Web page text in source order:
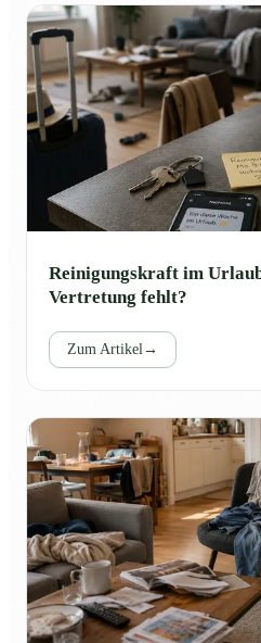
Reinigungskraft im
Vertretung fehlt?
Zum Artikel→